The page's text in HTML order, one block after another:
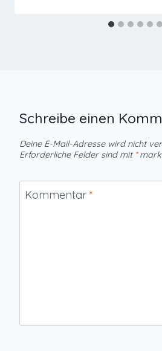
Schreibe einen
Deine E-Mail-Adresse wird nicht
Erforderliche Felder sind mit *
Kommentar *